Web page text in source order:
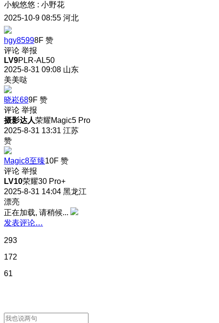
小鲵悠悠 : 小野花
2025-10-9 08:55 河北
hgy85998F 赞
评论 举报
LV9PLR-AL50
2025-8-31 09:08 山东
美美哒
晓崧689F 赞
评论 举报
摄影达人荣耀Magic5 Pro
2025-8-31 13:31 江苏
赞
Magic8至臻10F 赞
评论 举报
LV10荣耀30 Pro+
2025-8-31 14:04 黑龙江
漂亮
正在加载, 请稍候...
发表评论…
293
172
61